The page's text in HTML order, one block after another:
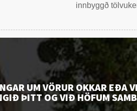
innbyggð
UM VÖRUR OKKAR EÐA
ÞITT OG VIÐ HÖFUM